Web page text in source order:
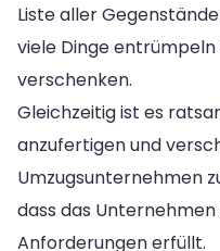
Liste aller
viele Dinge
verschenken.
Gleichzeitig ist es
anzufertigen und
Umzugsunternehmen
dass das
Anforderungen erfüllt.